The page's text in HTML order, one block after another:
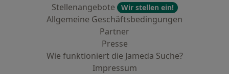
Stellenangebote
Wir stellen ein!
Allgemeine Geschäftsbedingungen
Partner
Presse
Wie funktioniert die Jameda Suche?
Impressum